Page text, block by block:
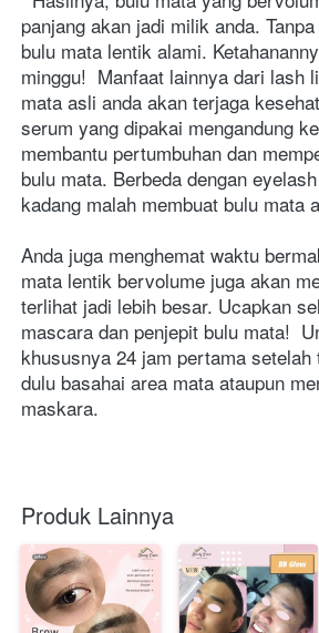
panjang akan jadi milik anda.
bulu mata lentik alami.
minggu!  Manfaat lainnya dari lash
mata asli anda akan terjaga
serum yang dipakai mengandung
membantu pertumbuhan dan
bulu mata. Berbeda dengan
kadang malah membuat bulu mata
Anda juga menghemat waktu
mata lentik bervolume juga akan
terlihat jadi lebih besar. Ucapkan
mascara dan penjepit bulu mata!
khususnya 24 jam pertama setelah
dulu basahai area mata ataupun
maskara.
Produk Lainnya